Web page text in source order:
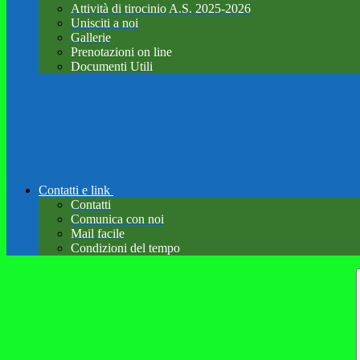
Attività di tirocinio A.S. 2025-2026
Unisciti a noi
Gallerie
Prenotazioni on line
Documenti Utili
Contatti e link
Contatti
Comunica con noi
Mail facile
Condizioni del tempo